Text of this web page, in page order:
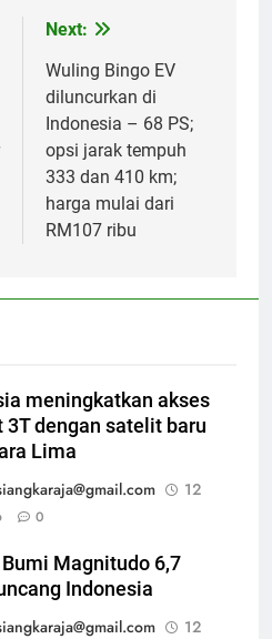
Next:
Wuling Bingo EV
diluncurkan di
Indonesia – 68 PS;
opsi jarak tempuh
333 dan 410 km;
harga mulai dari
RM107 ribu
meningkatkan akses
3T dengan satelit baru
Lima
12
0
Magnitudo 6,7
Indonesia
12